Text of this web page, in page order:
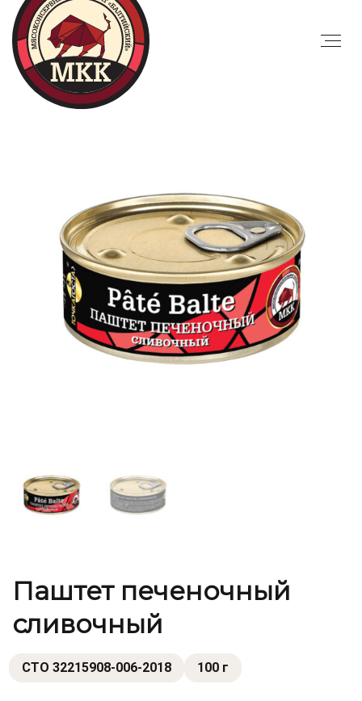
Паштет печеночный
сливочный
СТО 32215908-006-2018 100 г